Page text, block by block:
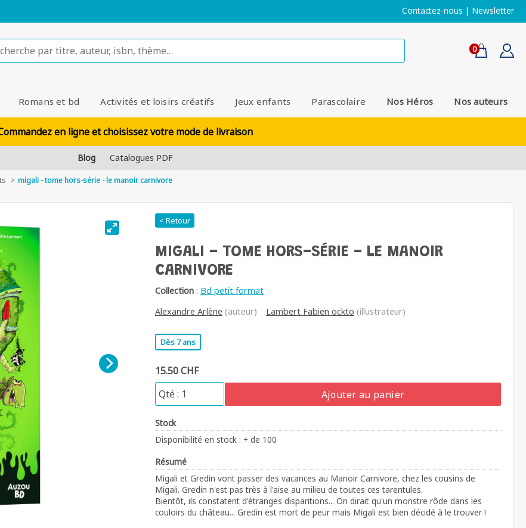
Contactez-nous | Newsletter
0
Romans et bd Activités et loisirs créatifs Jeux enfants Parascolaire Nos Héros Nos auteurs
en ligne et choisissez votre mode de livraison
Blog Catalogues PDF
migali - tome hors-série - le manoir carnivore
< Retour
MIGALI - TOME HORS-SÉRIE - LE MANOIR
CARNIVORE
Collection : Bd petit format
Alexandre Arlène (auteur) Lambert Fabien öckto (illustrateur)
Dès 7 ans
15.50 CHF
Ajouter au panier
Stock
Disponibilité en stock : + de 100
Résumé
Migali et Gredin vont passer des vacances au Manoir Carnivore, chez les cousins de
Migali. Gredin n'est pas très à l'aise au milieu de toutes ces tarentules.
Bientôt, ils constatent d'étranges disparitions... On dirait qu'un monstre rôde dans les
couloirs du château... Gredin est mort de peur mais Migali est bien décidé à le trouver !